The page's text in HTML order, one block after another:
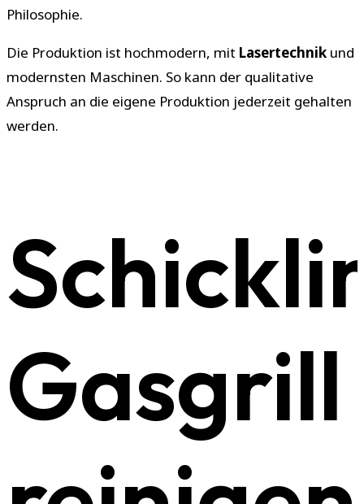
Philosophie.
Die Produktion ist hochmodern, mit Lasertechnik und
modernsten Maschinen. So kann der qualitative
Anspruch an die eigene Produktion jederzeit gehalten
werden.
Gasgrill